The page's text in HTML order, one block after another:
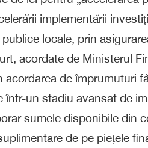
implementării
locale, prin
acordate de Ministerul
de împrumuturi
un stadiu avansat de
sumele disponibile din
de pe piețele